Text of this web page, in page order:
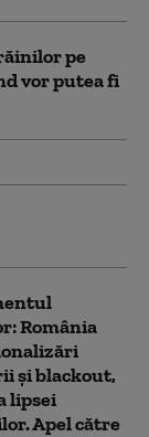
pe
vor putea fi
România
și blackout,
lipsei
Apel către